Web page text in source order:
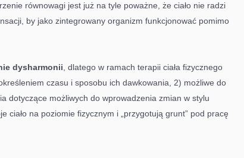
równowagi jest już na tyle poważne, że ciało nie radzi
by jako zintegrowany organizm funkcjonować pomimo
dysharmonii , dlatego w ramach terapii ciała fizycznego
czasu i sposobu ich dawkowania, 2) możliwe do
dotyczące możliwych do wprowadzenia zmian w stylu
na poziomie fizycznym i „przygotują grunt” pod pracę